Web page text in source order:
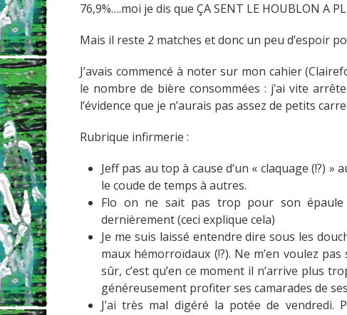
76,9%….moi je dis que ÇA SENT LE HOUBLON A
Mais il reste 2 matches et donc un peu d’espoir
J’avais commencé à noter sur mon cahier
le nombre de bière consommées : j’ai vite
l’évidence que je n’aurais pas assez de petits
Rubrique infirmerie :
Jeff pas au top à cause d’un « claquage (!?)
le coude de temps à autres.
Flo on ne sait pas trop pour son
dernièrement (ceci explique cela)
Je me suis laissé entendre dire sous les
maux hémorroïdaux (!?). Ne m’en voulez
sûr, c’est qu’en ce moment il n’arrive plus
généreusement profiter ses camarades de
J’ai très mal digéré la potée de vendredi.